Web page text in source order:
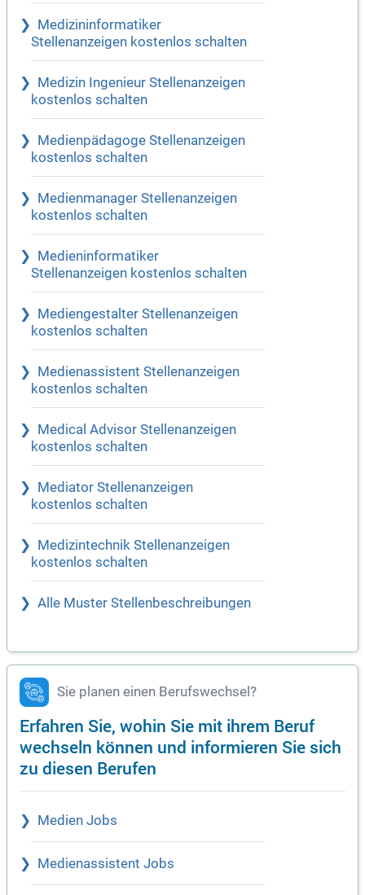
Medizininformatiker
Stellenanzeigen kostenlos schalten
Medizin Ingenieur Stellenanzeigen
kostenlos schalten
Medienpädagoge Stellenanzeigen
kostenlos schalten
Medienmanager Stellenanzeigen
kostenlos schalten
Medieninformatiker
Stellenanzeigen kostenlos schalten
Mediengestalter Stellenanzeigen
kostenlos schalten
Medienassistent Stellenanzeigen
kostenlos schalten
Medical Advisor Stellenanzeigen
kostenlos schalten
Mediator Stellenanzeigen
kostenlos schalten
Medizintechnik Stellenanzeigen
kostenlos schalten
Alle Muster Stellenbeschreibungen
Sie planen einen Berufswechsel?
Erfahren Sie, wohin Sie mit ihrem Beruf
wechseln können und informieren Sie sich
zu diesen Berufen
Medien Jobs
Medienassistent Jobs